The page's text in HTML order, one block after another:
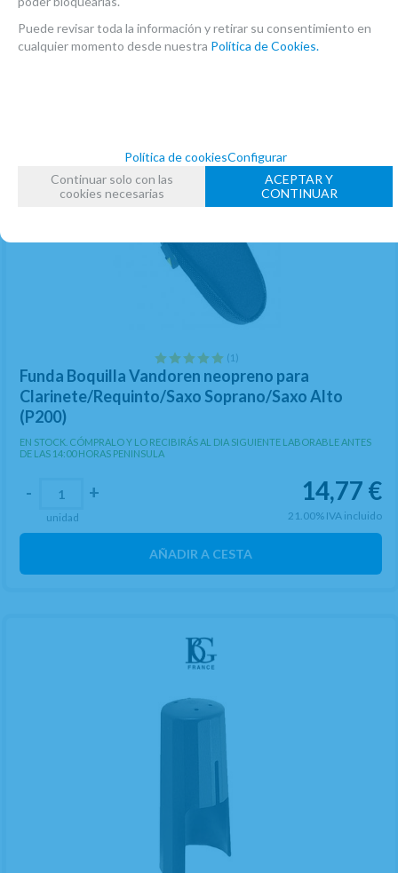
(1)
Funda Boquilla Vandoren neopreno para
Clarinete/Requinto/Saxo Soprano/Saxo Alto
(P200)
EN STOCK. CÓMPRALO Y LO RECIBIRÁS AL DIA SIGUIENTE LABORABLE ANTES
DE LAS 14:00 HORAS PENINSULA
14,77 €
21.00% IVA incluido
- +
unidad
AÑADIR A CESTA
Puede revisar toda la información y retirar su consentimiento en
cualquier momento desde nuestra Política de Cookies.
Política de cookiesConfigurar
Continuar solo con las
cookies necesarias
ACEPTAR Y
CONTINUAR